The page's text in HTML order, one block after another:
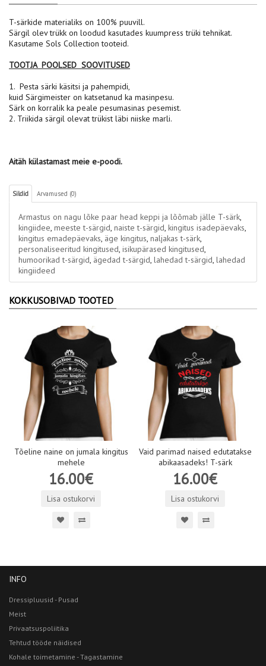
T-särkide materialiks on 100% puuvill.
Särgil olev trükk on loodud kasutades kuumpress trüki tehnikat.
Kasutame Sols Collection tooteid.
TOOTJA POOLSED SOOVITUSED
1. Pesta särki käsitsi ja pahempidi,
kuid Särgimeister on katsetanud ka masinpesu.
Särk on korralik ka peale pesumasinas pesemist.
2. Triikida särgil olevat trükist läbi niiske marli.
Aitäh külastamast meie e-poodi.
Sildid Arvamused (0)
Armastus on nagu lõke paar head keppi ja lõõmab jälle T-särk,
kingiidee, meeste t-särgid, naiste t-särgid, kingitus isadepäevaks,
kingitus emadepäevaks, äge kingitus, naljakas t-särk,
personaliseeritud kingitused, isikupärased kingitused,
humoorikad t-särgid, ägedad t-särgid, lahedad t-särgid, lahedad
kingiideed
KOKKUSOBIVAD TOOTED
Tõeline naine on jumala kingitus
mehele
16.00€
Lisa ostukorvi
Vaid parimad naised edutatakse
abikaasadeks! T-särk
16.00€
Lisa ostukorvi
INFO
Dressipluusid - Pusad
Meist
Privaatsuspoliitika
Tehtud tööde näidised
Kohale toimetamine - Tagastamine